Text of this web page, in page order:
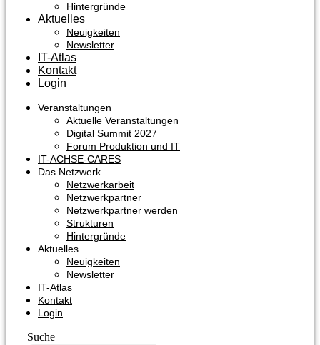
Hintergründe
Aktuelles
Neuigkeiten
Newsletter
IT-Atlas
Kontakt
Login
Veranstaltungen
Aktuelle Veranstaltungen
Digital Summit 2027
Forum Produktion und IT
IT-ACHSE-CARES
Das Netzwerk
Netzwerkarbeit
Netzwerkpartner
Netzwerkpartner werden
Strukturen
Hintergründe
Aktuelles
Neuigkeiten
Newsletter
IT-Atlas
Kontakt
Login
Suche